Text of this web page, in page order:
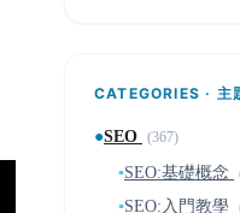
CATEGORIES · 主
●SEO (367)
▪SEO:基礎概念
▪SEO:入門教學